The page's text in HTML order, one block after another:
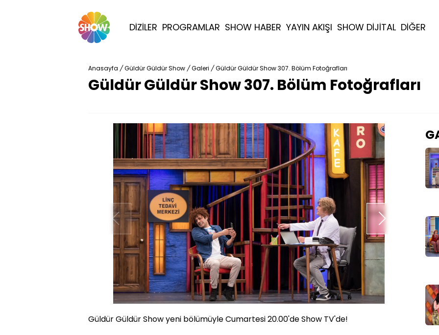
DİZİLER PROGRAMLAR SHOW HABER YAYIN AKIŞI SHOW DİJİTAL DİĞER
Anasayfa / Güldür Güldür Show / Galeri / Güldür Güldür Show 307. Bölüm Fotoğrafları
Güldür Güldür Show 307. Bölüm Fotoğrafları
Güldür Güldür Show yeni bölümüyle Cumartesi 20.00'de Show TV'de!